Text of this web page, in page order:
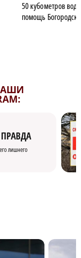
50 кубометров
помощь Богородску
лишнего